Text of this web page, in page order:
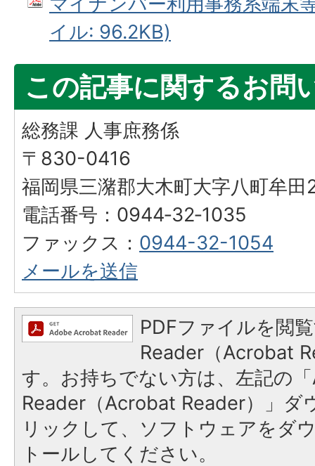
イル: 96.2KB)
この記事に関するお問
総務課 人事庶務係
〒830-0416
福岡県三潴郡大木町大字八町牟
電話番号：0944‐32‐1035
ファックス： 0944-32-1054
メールを送信
PDFファイルを閲
Reader（Acrobat
す。お持ちでない方は、左記の
Reader（Acrobat Reader）」ダ
リックして、ソフトウェアをダ
トールしてください。